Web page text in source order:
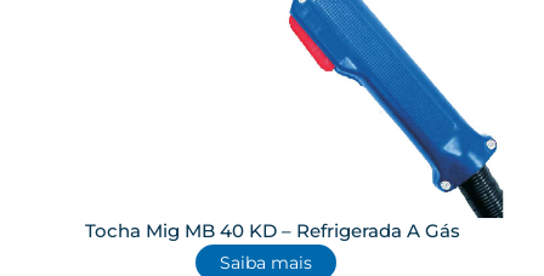
Tocha Mig MB 40 KD – Refrigerada A Gás
Saiba mais